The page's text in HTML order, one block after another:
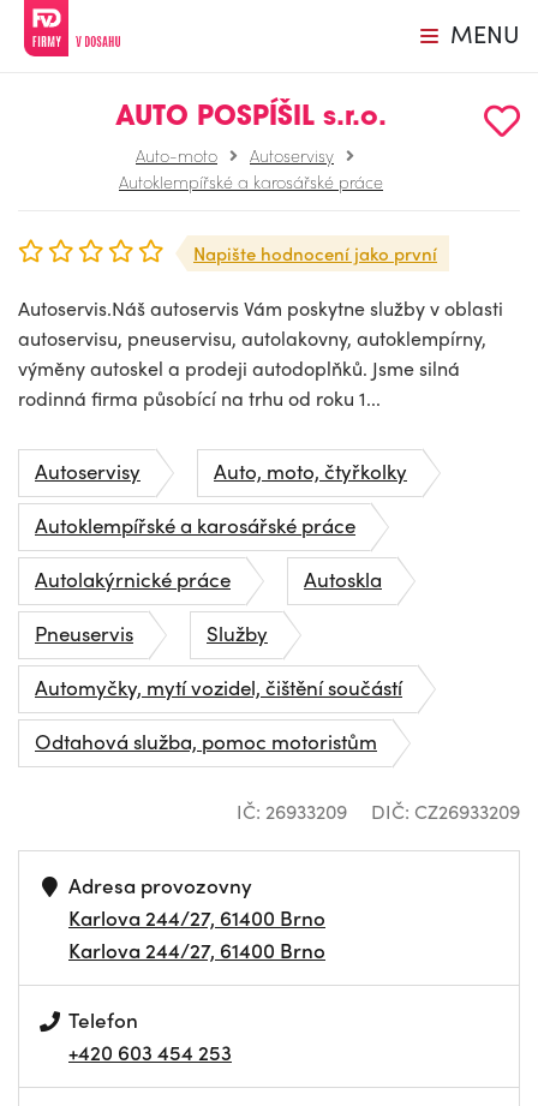
MENU
AUTO POSPÍŠIL s.r.o.
Auto-moto
Autoservisy
Autoklempířské a karosářské práce
Napište hodnocení jako první
Autoservis.Náš autoservis Vám poskytne služby v oblasti
autoservisu, pneuservisu, autolakovny, autoklempírny,
výměny autoskel a prodeji autodoplňků. Jsme silná
rodinná firma působící na trhu od roku 1...
Autoservisy
Auto, moto, čtyřkolky
Autoklempířské a karosářské práce
Autolakýrnické práce
Autoskla
Pneuservis
Služby
Automyčky, mytí vozidel, čištění součástí
Odtahová služba, pomoc motoristům
IČ: 26933209 DIČ: CZ26933209
Adresa provozovny
Karlova 244/27, 61400 Brno
Karlova 244/27, 61400 Brno
Telefon
+420 603 454 253